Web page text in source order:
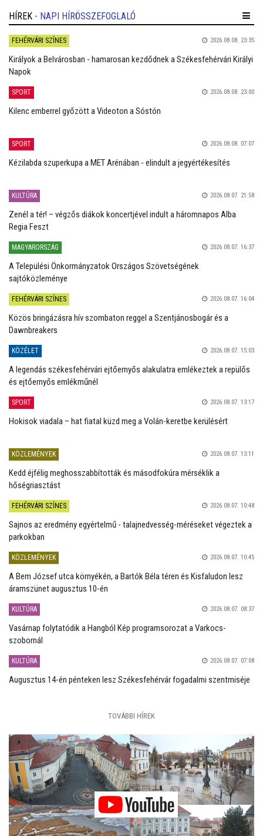
HÍREK - NAPI HÍRÖSSZEFOGLALÓ
FEHÉRVÁRI SZÍNES 2026.08.08. 23:35
Királyok a Belvárosban - hamarosan kezdődnek a Székesfehérvári Királyi
Napok
SPORT 2026.08.08. 23:00
Kilenc emberrel győzött a Videoton a Sóstón
SPORT 2026.08.08. 07:07
Kézilabda szuperkupa a MET Arénában - elindult a jegyértékesítés
KULTÚRA 2026.08.07. 21:58
Zenél a tér! – végzős diákok koncertjével indult a háromnapos Alba
Regia Feszt
MAGYARORSZÁG 2026.08.07. 16:37
A Települési Önkormányzatok Országos Szövetségének
sajtóközleménye
FEHÉRVÁRI SZÍNES 2026.08.07. 16:04
Közös bringázásra hív szombaton reggel a Szentjánosbogár és a
Dawnbreakers
KÖZÉLET 2026.08.07. 15:03
A legendás székesfehérvári ejtőernyős alakulatra emlékeztek a repülős
és ejtőernyős emlékműnél
SPORT 2026.08.07. 13:17
Hokisok viadala – hat fiatal küzd meg a Volán-keretbe kerülésért
KÖZLEMÉNYEK 2026.08.07. 13:11
Kedd éjfélig meghosszabbították és másodfokúra mérséklik a
hőségriasztást
FEHÉRVÁRI SZÍNES 2026.08.07. 10:48
Sajnos az eredmény egyértelmű - talajnedvesség-méréseket végeztek a
parkokban
KÖZLEMÉNYEK 2026.08.07. 10:45
A Bem József utca környékén, a Bartók Béla téren és Kisfaludon lesz
áramszünet augusztus 10-én
KULTÚRA 2026.08.07. 08:37
Vasárnap folytatódik a Hangból Kép programsorozat a Varkocs-
szobornál
KULTÚRA 2026.08.07. 07:08
Augusztus 14-én pénteken lesz Székesfehérvár fogadalmi szentmiséje
TOVÁBBI HÍREK